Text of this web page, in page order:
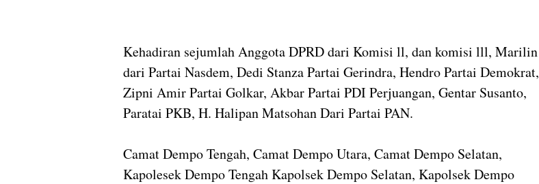
Kehadiran sejumlah Anggota DPRD dari Komisi ll, dan komisi lll, Marilin
dari Partai Nasdem, Dedi Stanza Partai Gerindra, Hendro Partai Demokrat,
Zipni Amir Partai Golkar, Akbar Partai PDI Perjuangan, Gentar Susanto,
Paratai PKB, H. Halipan Matsohan Dari Partai PAN.
Camat Dempo Tengah, Camat Dempo Utara, Camat Dempo Selatan,
Kapolesek Dempo Tengah Kapolsek Dempo Selatan, Kapolsek Dempo